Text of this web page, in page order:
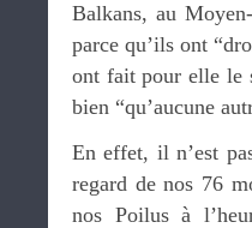
Balkans, au
parce qu’ils ont
ont fait pour elle le
bien “qu’aucune
En effet, il n’est
regard de nos 76
nos Poilus à